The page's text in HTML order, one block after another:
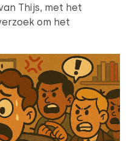
Thijs, met het
om het